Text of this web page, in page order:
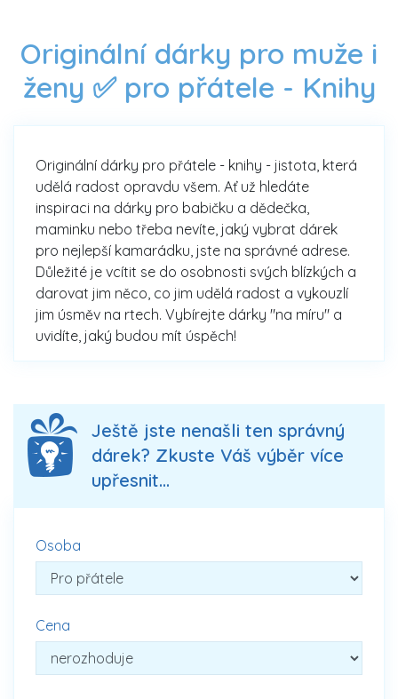
Originální dárky pro muže i
ženy ✅ pro přátele - Knihy
Originální dárky pro přátele - knihy - jistota, která
udělá radost opravdu všem. Ať už hledáte
inspiraci na dárky pro babičku a dědečka,
maminku nebo třeba nevíte, jaký vybrat dárek
pro nejlepší kamarádku, jste na správné adrese.
Důležité je vcítit se do osobnosti svých blízkých a
darovat jim něco, co jim udělá radost a vykouzlí
jim úsměv na rtech. Vybírejte dárky "na míru" a
uvidíte, jaký budou mít úspěch!
Ještě jste nenašli ten správný
dárek? Zkuste Váš výběr více
upřesnit...
Osoba
Cena